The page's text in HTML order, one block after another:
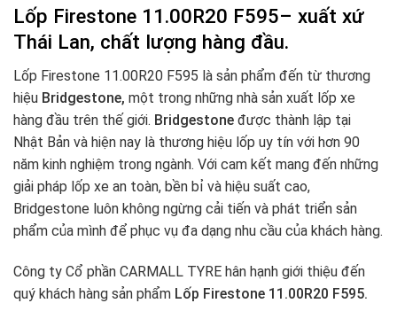
Lốp Firestone 11.00R20 F595– xuất xứ
Thái Lan, chất lượng hàng đầu.
Lốp Firestone 11.00R20 F595 là sản phẩm đến từ thương
hiệu Bridgestone, một trong những nhà sản xuất lốp xe
hàng đầu trên thế giới. Bridgestone được thành lập tại
Nhật Bản và hiện nay là thương hiệu lốp uy tín với hơn 90
năm kinh nghiệm trong ngành. Với cam kết mang đến những
giải pháp lốp xe an toàn, bền bỉ và hiệu suất cao,
Bridgestone luôn không ngừng cải tiến và phát triển sản
phẩm của mình để phục vụ đa dạng nhu cầu của khách hàng.
Công ty Cổ phần CARMALL TYRE hân hạnh giới thiệu đến
quý khách hàng sản phẩm Lốp Firestone 11.00R20 F595.